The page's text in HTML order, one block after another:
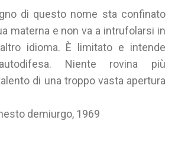
di questo nome sta confinato
materna e non va a intrufolarsi in
idioma. È limitato e intende
Niente rovina più
di una troppo vasta apertura
demiurgo, 1969